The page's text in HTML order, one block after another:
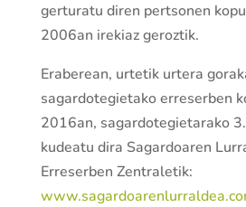
gerturatu diren pertsonen
2006an irekiaz geroztik.
Eraberean, urtetik urtera
sagardotegietako erreserben
2016an, sagardotegietarako
kudeatu dira Sagardoaren
Erreserben Zentraletik: